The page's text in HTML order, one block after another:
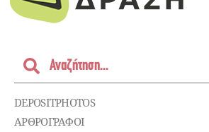
DEPOSITPHOTOS
ΑΡΘΡΟΓΡΑΦΟΙ